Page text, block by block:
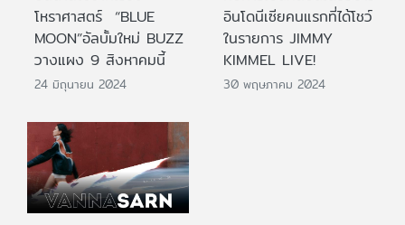
โหราศาสตร์ “BLUE
MOON”อัลบั้มใหม่ BUZZ
วางแผง 9 สิงหาคมนี้
24 มิถุนายน 2024
อินโดนีเซียคนแรกที่ได้โชว์
ในรายการ JIMMY
KIMMEL LIVE!
30 พฤษภาคม 2024